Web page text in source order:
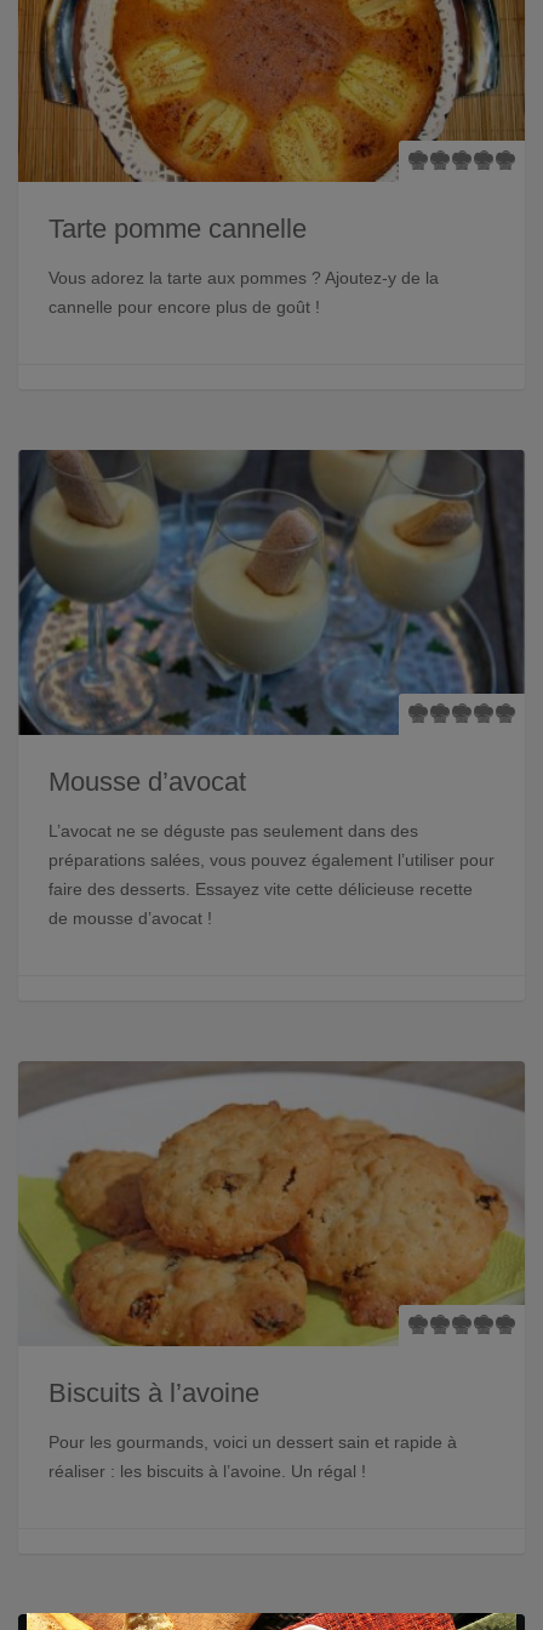
Tarte pomme cannelle
Vous adorez la tarte aux pommes ? Ajoutez-y de la
cannelle pour encore plus de goût !
Mousse d’avocat
L’avocat ne se déguste pas seulement dans des
préparations salées, vous pouvez également l’utiliser pour
faire des desserts. Essayez vite cette délicieuse recette
de mousse d’avocat !
Biscuits à l’avoine
Pour les gourmands, voici un dessert sain et rapide à
réaliser : les biscuits à l’avoine. Un régal !